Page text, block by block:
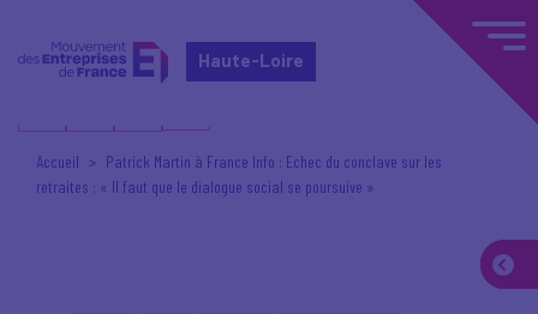
Haute-Loire
Accueil
Patrick Martin à France Info : Echec du conclave sur les
retraites : « Il faut que le dialogue social se poursuive »